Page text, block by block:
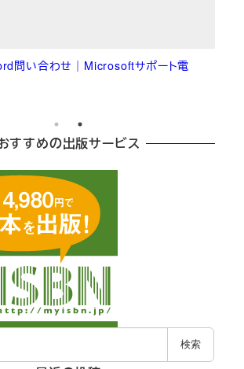
問い合わせ｜Microsoftサポート電
すすめの出版サービス
検索